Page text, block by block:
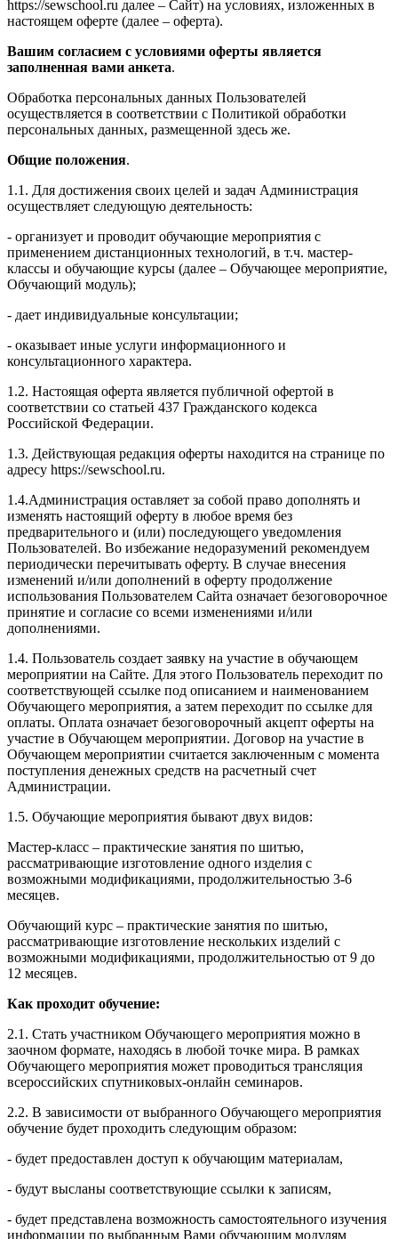
https://sewschool.ru далее – Сайт) на условиях, изложенных в
настоящем оферте (далее – оферта).
Вашим согласием с условиями оферты является
заполненная вами анкета.
Обработка персональных данных Пользователей
осуществляется в соответствии с Политикой обработки
персональных данных, размещенной здесь же.
Общие положения.
1.1. Для достижения своих целей и задач Администрация
осуществляет следующую деятельность:
- организует и проводит обучающие мероприятия с
применением дистанционных технологий, в т.ч. мастер-
классы и обучающие курсы (далее – Обучающее мероприятие,
Обучающий модуль);
- дает индивидуальные консультации;
- оказывает иные услуги информационного и
консультационного характера.
1.2. Настоящая оферта является публичной офертой в
соответствии со статьей 437 Гражданского кодекса
Российской Федерации.
1.3. Действующая редакция оферты находится на странице по
адресу https://sewschool.ru.
1.4.Администрация оставляет за собой право дополнять и
изменять настоящий оферту в любое время без
предварительного и (или) последующего уведомления
Пользователей. Во избежание недоразумений рекомендуем
периодически перечитывать оферту. В случае внесения
изменений и/или дополнений в оферту продолжение
использования Пользователем Сайта означает безоговорочное
принятие и согласие со всеми изменениями и/или
дополнениями.
1.4. Пользователь создает заявку на участие в обучающем
мероприятии на Сайте. Для этого Пользователь переходит по
соответствующей ссылке под описанием и наименованием
Обучающего мероприятия, а затем переходит по ссылке для
оплаты. Оплата означает безоговорочный акцепт оферты на
участие в Обучающем мероприятии. Договор на участие в
Обучающем мероприятии считается заключенным с момента
поступления денежных средств на расчетный счет
Администрации.
1.5. Обучающие мероприятия бывают двух видов:
Мастер-класс – практические занятия по шитью,
рассматривающие изготовление одного изделия с
возможными модификациями, продолжительностью 3-6
месяцев.
Обучающий курс – практические занятия по шитью,
рассматривающие изготовление нескольких изделий с
возможными модификациями, продолжительностью от 9 до
12 месяцев.
Как проходит обучение:
2.1. Стать участником Обучающего мероприятия можно в
заочном формате, находясь в любой точке мира. В рамках
Обучающего мероприятия может проводиться трансляция
всероссийских спутниковых-онлайн семинаров.
2.2. В зависимости от выбранного Обучающего мероприятия
обучение будет проходить следующим образом:
- будет предоставлен доступ к обучающим материалам,
- будут высланы соответствующие ссылки к записям,
- будет представлена возможность самостоятельного изучения
информации по выбранным Вами обучающим модулям